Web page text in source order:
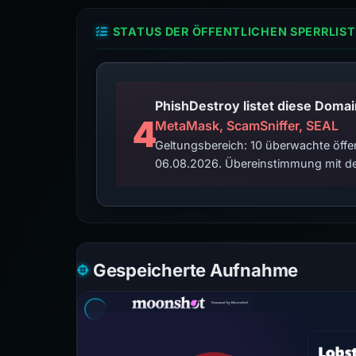
STATUS DER ÖFFENTLICHEN
4MetaMask, ScamSniffer, SEAL
Geltungsbereich: 10 überwachte
06.08.2026. Übereinstimmung mit
Gespeicherte Aufnahme